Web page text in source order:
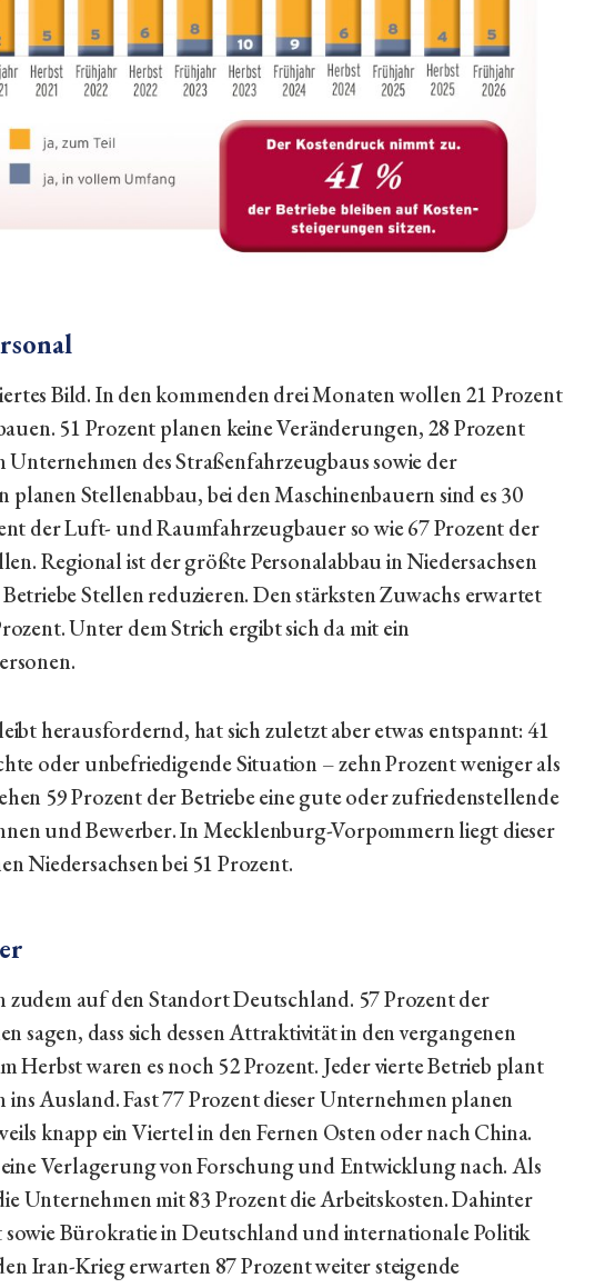
Bild. In den kommenden drei Monaten wollen 21 Prozent
51 Prozent planen keine Veränderungen, 28 Prozent
des Straßenfahrzeugbaus sowie der
Stellenabbau, bei den Maschinenbauern sind es 30
der Luft- und Raumfahrzeugbauer so wie 67 Prozent der
Regional ist der größte Personalabbau in Niedersachsen
Stellen reduzieren. Den stärksten Zuwachs erwartet
Unter dem Strich ergibt sich da mit ein
herausfordernd, hat sich zuletzt aber etwas entspannt: 41
oder unbefriedigende Situation – zehn Prozent weniger als
59 Prozent der Betriebe eine gute oder zufriedenstellende
und Bewerber. In Mecklenburg-Vorpommern liegt dieser
Niedersachsen bei 51 Prozent.
auf den Standort Deutschland. 57 Prozent der
dass sich dessen Attraktivität in den vergangenen
Herbst waren es noch 52 Prozent. Jeder vierte Betrieb plant
Ausland. Fast 77 Prozent dieser Unternehmen planen
knapp ein Viertel in den Fernen Osten oder nach China.
Verlagerung von Forschung und Entwicklung nach. Als
Unternehmen mit 83 Prozent die Arbeitskosten. Dahinter
Bürokratie in Deutschland und internationale Politik
Iran-Krieg erwarten 87 Prozent weiter steigende